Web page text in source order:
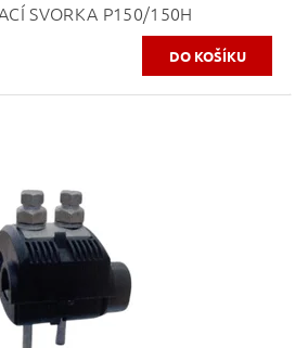
SVORKA P150/150H